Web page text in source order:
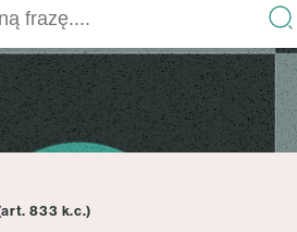
833 k.c.)